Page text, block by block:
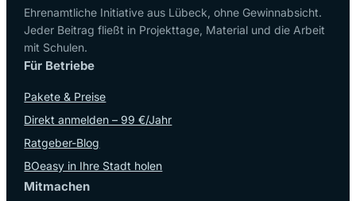
Ehrenamtliche Initiative aus Lübeck, ohne Gewinnabsicht.
Jeder Beitrag fließt in Projekttage, Material und die Arbeit
mit Schulen.
Für Betriebe
Pakete & Preise
Direkt anmelden – 99 €/Jahr
Ratgeber-Blog
BOeasy in Ihre Stadt holen
Mitmachen